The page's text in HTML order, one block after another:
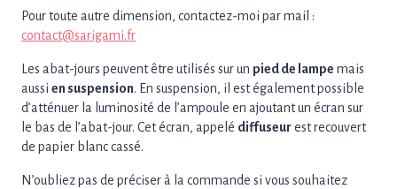
Pour toute autre dimension, contactez-moi par mail :
contact@sarigami.fr
Les abat-jours peuvent être utilisés sur un pied de lampe mais
aussi en suspension. En suspension, il est également possible
d’atténuer la luminosité de l’ampoule en ajoutant un écran sur
le bas de l’abat-jour. Cet écran, appelé diffuseurest recouvert
de papier blanc cassé.
N’oubliez pas de préciser à la commande si vous souhaitez